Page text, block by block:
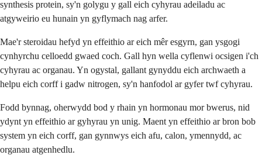
synthesis protein, sy'n golygu y gall eich cyhyrau adeiladu ac
atgyweirio eu hunain yn gyflymach nag arfer.
Mae'r steroidau hefyd yn effeithio ar eich mêr esgyrn, gan ysgogi
cynhyrchu celloedd gwaed coch. Gall hyn wella cyflenwi ocsigen i'ch
cyhyrau ac organau. Yn ogystal, gallant gynyddu eich archwaeth a
helpu eich corff i gadw nitrogen, sy'n hanfodol ar gyfer twf cyhyrau.
Fodd bynnag, oherwydd bod y rhain yn hormonau mor bwerus, nid
ydynt yn effeithio ar gyhyrau yn unig. Maent yn effeithio ar bron bob
system yn eich corff, gan gynnwys eich afu, calon, ymennydd, ac
organau atgenhedlu.